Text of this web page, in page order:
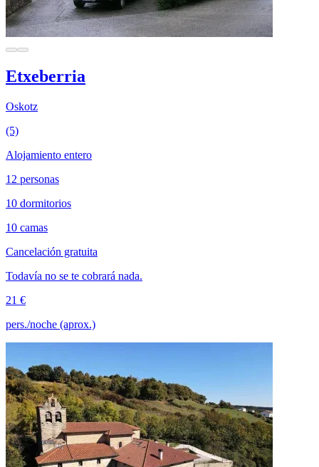
Etxeberria
Oskotz
(5)
Alojamiento entero
12 personas
10 dormitorios
10 camas
Cancelación gratuita
Todavía no se te cobrará nada.
21 €
pers./noche (aprox.)